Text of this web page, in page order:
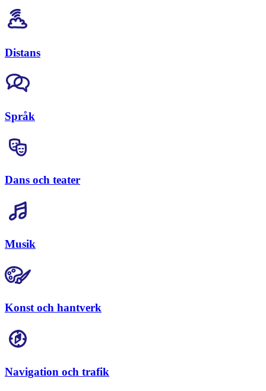
Distans
Språk
Dans och teater
Musik
Konst och hantverk
Navigation och trafik